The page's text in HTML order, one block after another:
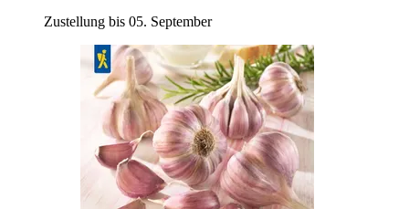
Zustellung bis 05. September